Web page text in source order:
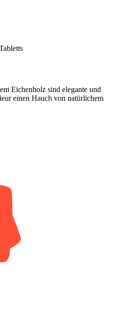
Eichenholz sind elegante und
einen Hauch von natürlichem